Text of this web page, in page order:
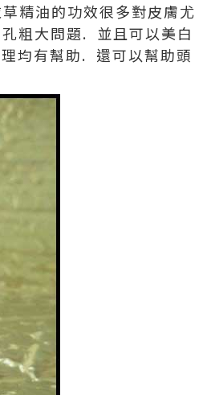
精油的功效很多對皮膚尤
粗大問題. 並且可以美白
均有幫助. 還可以幫助頭